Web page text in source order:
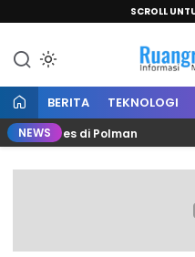
SCROLL
Informasi
BERITA TEKNOLOGI
NEWS
Lisdes di Polman